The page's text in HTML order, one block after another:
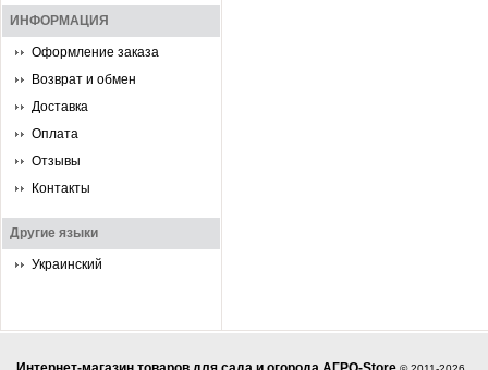
ИНФОРМАЦИЯ
Оформление заказа
Возврат и обмен
Доставка
Оплата
Отзывы
Контакты
Другие языки
Украинский